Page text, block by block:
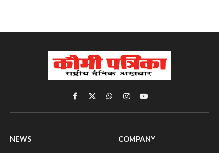
Facebook
X
(Twitter)
WhatsApp
InstagramYouTube
NEWS COMPANY